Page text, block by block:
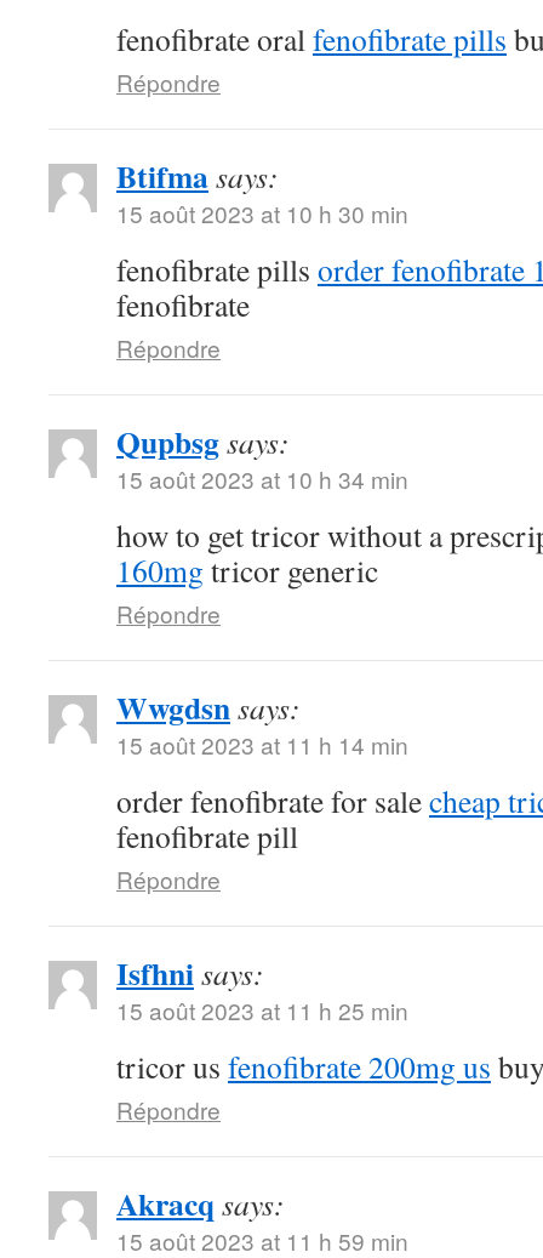
fenofibrate oralfenofibrate pills
Répondre
Btifmasays:
15 août 2023 at 10 h 30 min
fenofibrate pills order fenofibrate
fenofibrate
Répondre
Qupbsgsays:
15 août 2023 at 10 h 34 min
how to get tricor without a
160mg tricor generic
Répondre
Wwgdsnsays:
15 août 2023 at 11 h 14 min
order fenofibrate for salecheap
fenofibrate pill
Répondre
Isfhnisays:
15 août 2023 at 11 h 25 min
tricor us fenofibrate 200mg us
Répondre
Akracq says:
15 août 2023 at 11 h 59 min